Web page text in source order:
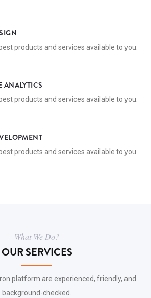
products and services available to you.
ANALYTICS
products and services available to you.
products and services available to you.
What We Do?
OUR SERVICES
platform are experienced, friendly, and
background-checked.